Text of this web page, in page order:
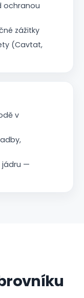
ochranou
zážitky
(Cavtat,
v
jádru —